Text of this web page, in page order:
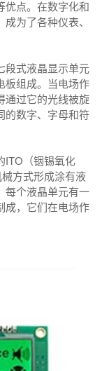
优点。在数字化和
为了各种仪表、
段式液晶显示单元
板组成。当电场作
通过它的光线被旋
的数字、字母和符
ITO（铟锡氧化
方式形成涂有液
每个液晶单元有一
成，它们在电场作